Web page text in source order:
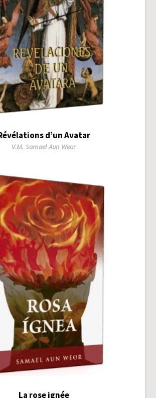
d’un Avatar
Author
V.M. Samael Aun Weor
La rose ignée